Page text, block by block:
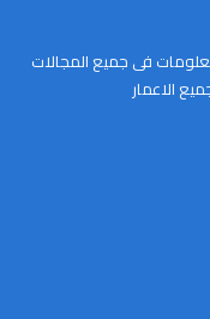
فى جميع المجالات
الاعمار